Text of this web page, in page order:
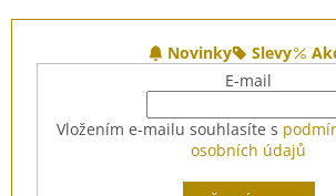
l
á
d
a
c
í
p
Novinky Slevy
E-mail
Vložením e-mailu souhlasíte s
osobních údajů